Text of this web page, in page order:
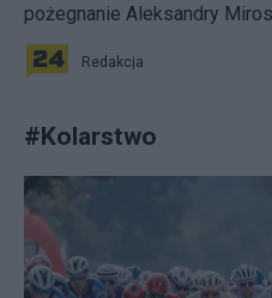
pożegnanie Aleksandry
Redakcja
#Kolarstwo